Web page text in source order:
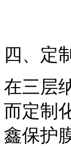
四、定
在三层
而定制
鑫保护